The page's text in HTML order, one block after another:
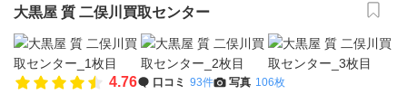
大黒屋 質 二俣川買取センター
4.76 口コミ 93件 写真 106枚